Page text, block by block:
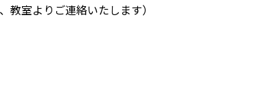
室よりご連絡いたします）